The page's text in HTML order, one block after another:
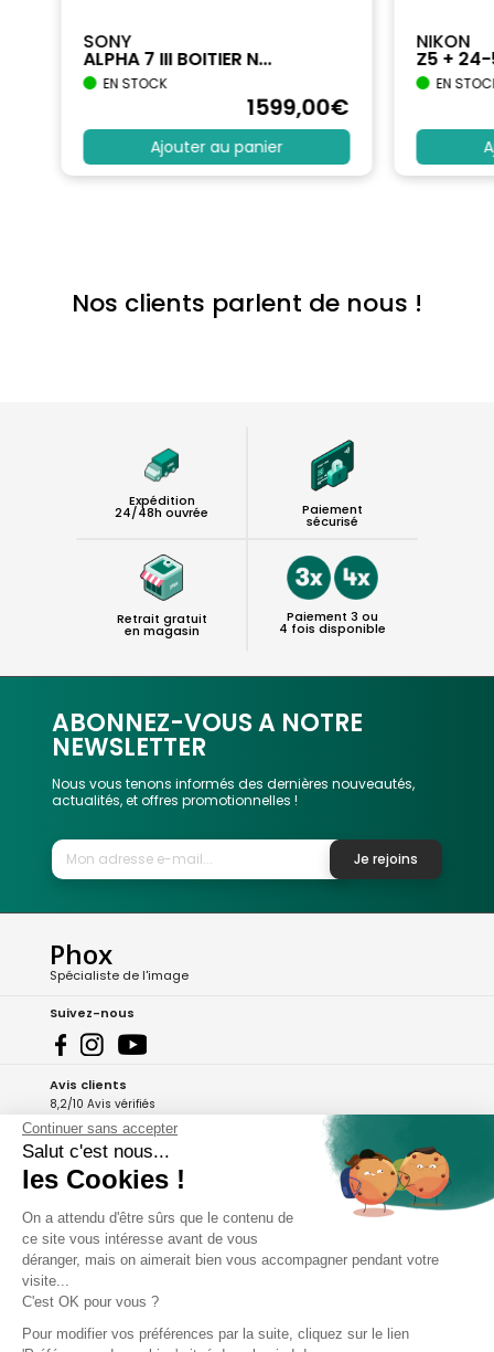
SONY
ALPHA 7 III BOITIER N...
EN STOCK
1599,00€
Ajouter au panier
NIKON
Z5 +
EN
Nos clients parlent de nous !
Expédition
24/48h ouvrée Paiement
sécurisé
Retrait gratuit
en magasin
Paiement 3 ou
4 fois disponible
ABONNEZ-VOUS A NOTRE
NEWSLETTER
Nous vous tenons informés des dernières nouveautés,
actualités, et offres promotionnelles !
Je rejoins
Phox
Spécialiste de l'image
Suivez-nous
Avis clients
8,2/10 Avis vérifiés
L'Appli Phox
A propos de Phox
Services et garanties
Continuer sans accepter
Salut c'est nous...
les Cookies !
On a attendu d'être sûrs que le contenu de
ce site vous intéresse avant de vous
déranger, mais on aimerait bien vous accompagner pendant votre
visite...
C'est OK pour vous ?
Pour modifier vos préférences par la suite, cliquez sur le lien